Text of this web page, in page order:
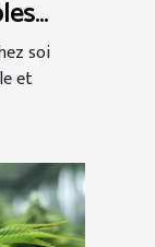
soi
et